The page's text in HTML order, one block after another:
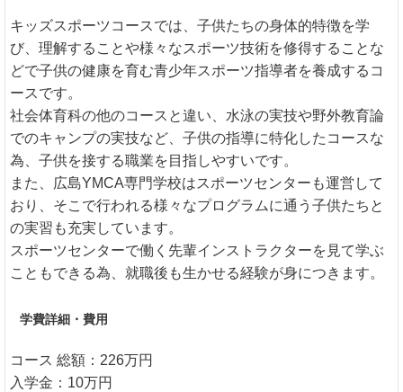
キッズスポーツコースでは、子供たちの身体的特徴を学
び、理解することや様々なスポーツ技術を修得することな
どで子供の健康を育む青少年スポーツ指導者を養成するコ
ースです。
社会体育科の他のコースと違い、水泳の実技や野外教育論
でのキャンプの実技など、子供の指導に特化したコースな
為、子供を接する職業を目指しやすいです。
また、広島YMCA専門学校はスポーツセンターも運営して
おり、そこで行われる様々なプログラムに通う子供たちと
の実習も充実しています。
スポーツセンターで働く先輩インストラクターを見て学ぶ
こともできる為、就職後も生かせる経験が身につきます。
学費詳細・費用
コース 総額：226万円
入学金：10万円